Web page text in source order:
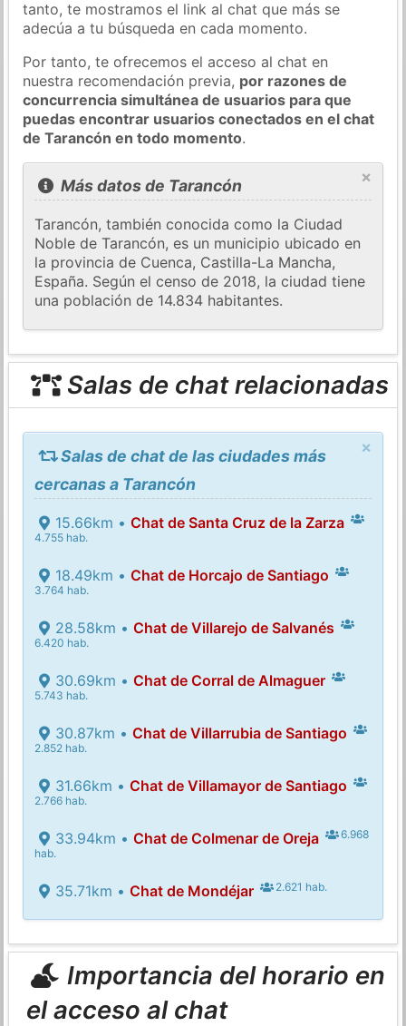
tanto, te mostramos el link al chat que más se
adecúa a tu búsqueda en cada momento.
Por tanto, te ofrecemos el acceso al chat en
nuestra recomendación previa, por razones de
concurrencia simultánea de usuarios para que
puedas encontrar usuarios conectados en el chat
de Tarancón en todo momento.
×
Más datos de Tarancón
Tarancón, también conocida como la Ciudad
Noble de Tarancón, es un municipio ubicado en
la provincia de Cuenca, Castilla-La Mancha,
España. Según el censo de 2018, la ciudad tiene
una población de 14.834 habitantes.
Salas de chat relacionadas
×
Salas de chat de las ciudades más
cercanas a Tarancón
15.66km • Chat de Santa Cruz de la Zarza
4.755 hab.
18.49km • Chat de Horcajo de Santiago
3.764 hab.
28.58km • Chat de Villarejo de Salvanés
6.420 hab.
30.69km • Chat de Corral de Almaguer
5.743 hab.
30.87km • Chat de Villarrubia de Santiago
2.852 hab.
31.66km • Chat de Villamayor de Santiago
2.766 hab.
33.94km • Chat de Colmenar de Oreja
6.968
hab.
35.71km • Chat de Mondéjar 2.621 hab.
Importancia del horario en
el acceso al chat